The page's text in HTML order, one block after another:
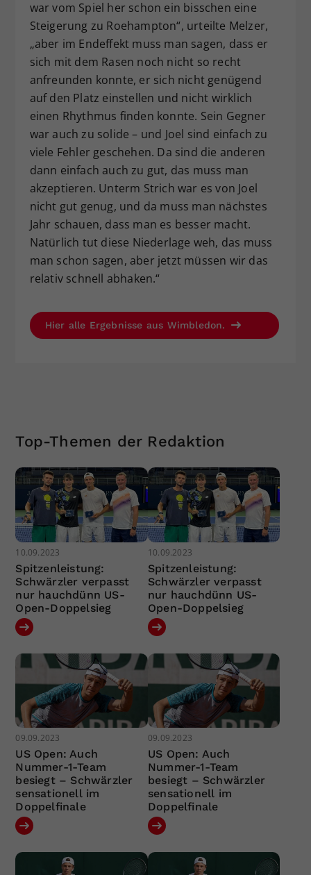
war vom Spiel her schon ein bisschen eine
Steigerung zu Roehampton“, urteilte Melzer,
„aber im Endeffekt muss man sagen, dass er
sich mit dem Rasen noch nicht so recht
anfreunden konnte, er sich nicht genügend
auf den Platz einstellen und nicht wirklich
einen Rhythmus finden konnte. Sein Gegner
war auch zu solide – und Joel sind einfach zu
viele Fehler geschehen. Da sind die anderen
dann einfach auch zu gut, das muss man
akzeptieren. Unterm Strich war es von Joel
nicht gut genug, und da muss man nächstes
Jahr schauen, dass man es besser macht.
Natürlich tut diese Niederlage weh, das muss
man schon sagen, aber jetzt müssen wir das
relativ schnell abhaken.“
Hier alle Ergebnisse aus Wimbledon.
Top-Themen der Redaktion
10.09.2023
Spitzenleistung:
Schwärzler verpasst
nur hauchdünn US-
Open-Doppelsieg
10.09.2023
Spitzenleistung:
Schwärzler verpasst
nur hauchdünn US-
Open-Doppelsieg
09.09.2023
US Open: Auch
Nummer-1-Team
besiegt – Schwärzler
sensationell im
Doppelfinale
09.09.2023
US Open: Auch
Nummer-1-Team
besiegt – Schwärzler
sensationell im
Doppelfinale